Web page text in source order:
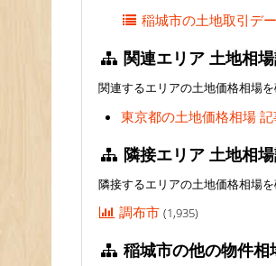
稲城市の土地取引デ
関連エリア 土地相
関連するエリアの土地価格相場
東京都の土地価格相場
隣接エリア 土地相
隣接するエリアの土地価格相場
調布市(1,935)
稲城市の他の物件相